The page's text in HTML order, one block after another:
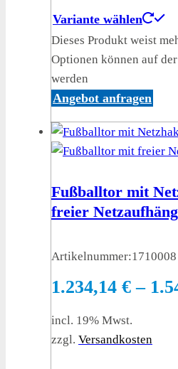
Variante wählen
Dieses Produkt weist
Optionen können auf
werden
Angebot anfragen
Fußballtor mit
freier
Artikelnummer:1710008
1.234,14 € –
incl. 19% Mwst.
zzgl. Versandkosten